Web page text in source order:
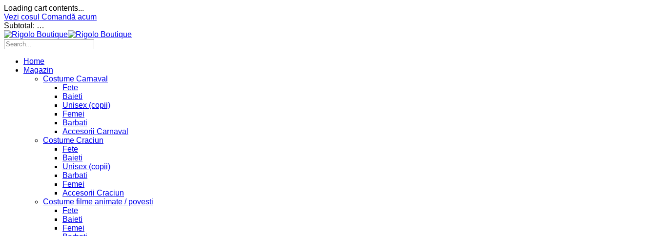
Loading cart contents...
Vezi cosul Comandă acum
Subtotal: …
Home
Magazin
Costume Carnaval
Fete
Baieti
Unisex (copii)
Femei
Barbati
Accesorii Carnaval
Costume Craciun
Fete
Baieti
Unisex (copii)
Barbati
Femei
Accesorii Craciun
Costume filme animate / povesti
Fete
Baieti
Femei